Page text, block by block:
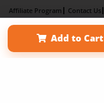
Add to Cart
Affiliate Program Contact Us
Term of Use
Why Bookemon